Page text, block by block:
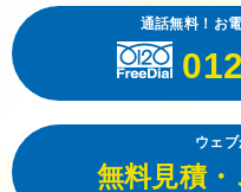
通話無料！お
ウェ
無料見積